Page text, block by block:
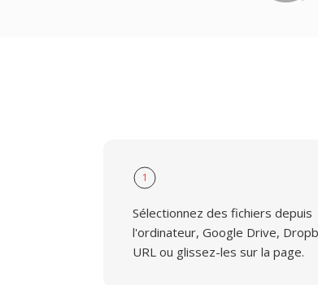
1
Sélectionnez des fichiers depuis
l'ordinateur, Google Drive,
URL ou glissez-les sur la page.